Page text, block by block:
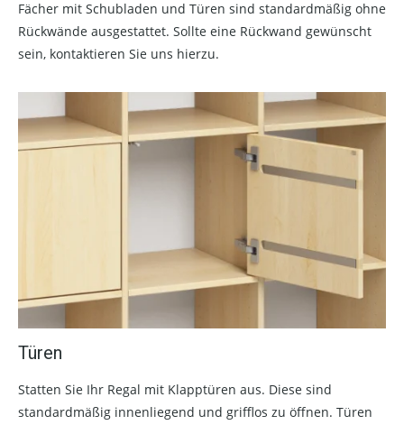
Fächer mit Schubladen und Türen sind standardmäßig ohne
Rückwände ausgestattet. Sollte eine Rückwand gewünscht
sein, kontaktieren Sie uns hierzu.
Türen
Statten Sie Ihr Regal mit Klapptüren aus. Diese sind
standardmäßig innenliegend und grifflos zu öffnen. Türen